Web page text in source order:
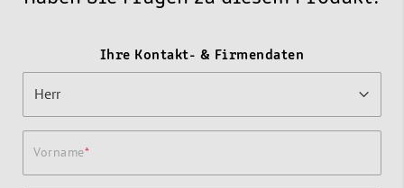
Ihre Kontakt- & Firmendaten
Vorname